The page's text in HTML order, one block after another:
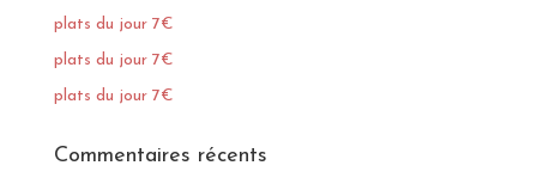
plats du jour 7€
plats du jour 7€
plats du jour 7€
Commentaires récents